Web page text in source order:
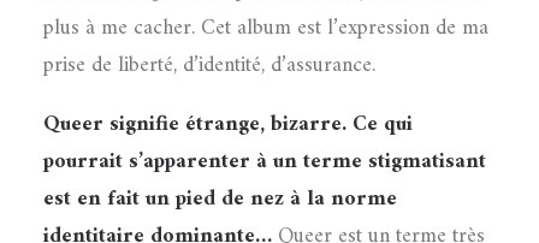
plus à me cacher. Cet album est l’expression de ma
prise de liberté, d’identité, d’assurance.
Queer signifie étrange, bizarre. Ce qui
pourrait s’apparenter à un terme stigmatisant
est en fait un pied de nez à la norme